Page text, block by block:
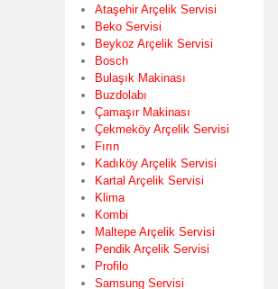
Ataşehir Arçelik Servisi
Beko Servisi
Beykoz Arçelik Servisi
Bosch
Bulaşık Makinası
Buzdolabı
Çamaşır Makinası
Çekmeköy Arçelik Servisi
Fırın
Kadıköy Arçelik Servisi
Kartal Arçelik Servisi
Klima
Kombi
Maltepe Arçelik Servisi
Pendik Arçelik Servisi
Profilo
Samsung Servisi